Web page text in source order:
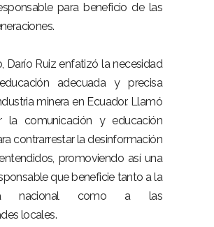
para beneficio de las
Darío Ruiz enfatizó la necesidad
adecuada y precisa
minera en Ecuador. Llamó
la comunicación y educación
contrarrestar la desinformación
promoviendo así una
que beneficie tanto a la
nacional como a las
locales.